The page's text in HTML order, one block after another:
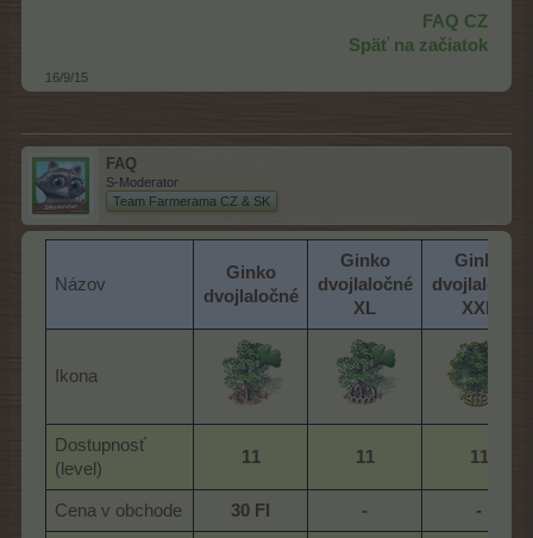
FAQ CZ
Späť na začiatok
16/9/15
FAQ
S-Moderator
Team Farmerama CZ & SK
Názov
Ginko
dvojlaločné
Ginko
dvojlaločné
XL
Ginko
dvojlaločné
XXL
Ikona
Dostupnosť
(level)
11 11 11
Cena v obchode 30 Fl - -